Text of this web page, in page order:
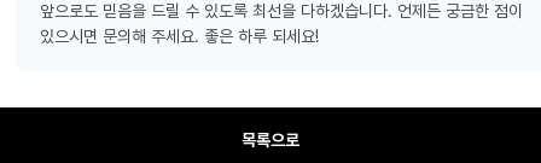
앞으로도 믿음을 드릴 수 있도록 최선을 다하겠습니다. 언제든 궁금한 점이
있으시면 문의해 주세요. 좋은 하루 되세요!
목록으로